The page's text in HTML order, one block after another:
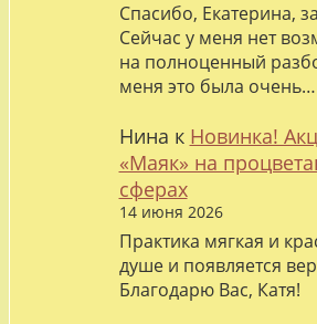
Спасибо, Екатерина,
Сейчас у меня нет
на полноценный
меня это была очень…
Нина к Новинка!
«Маяк» на
сферах
14 июня 2026
Практика мягкая и
душе и появляется
Благодарю Вас, Катя!